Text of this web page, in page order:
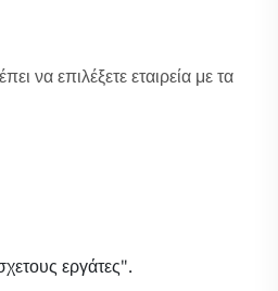
να επιλέξετε εταιρεία με τα
εργάτες".